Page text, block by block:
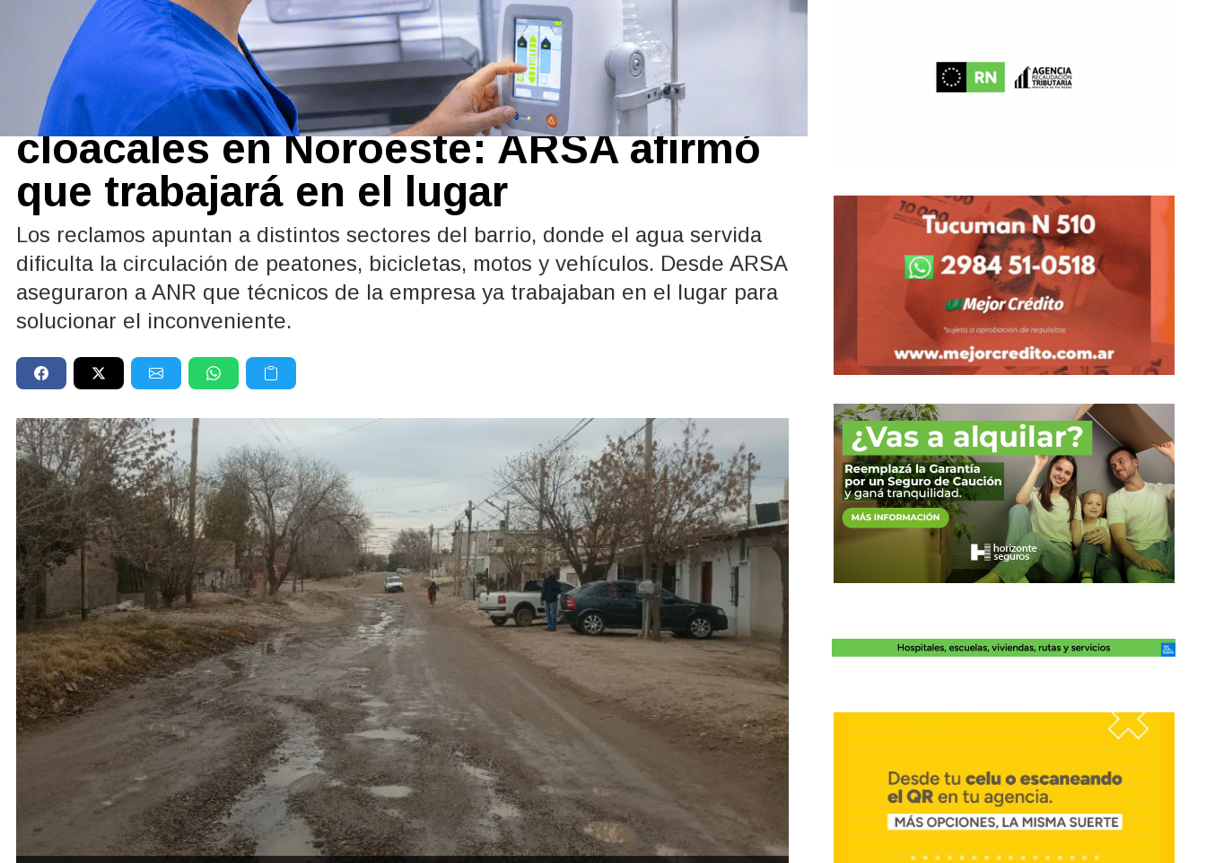
Sociedad
07/07/2026
Nuevos reclamos por pérdidas
cloacales en Noroeste: ARSA afirmó
que trabajará en el lugar
Los reclamos apuntan a distintos sectores del barrio, donde el agua servida
dificulta la circulación de peatones, bicicletas, motos y vehículos. Desde ARSA
aseguraron a ANR que técnicos de la empresa ya trabajaban en el lugar para
solucionar el inconveniente.